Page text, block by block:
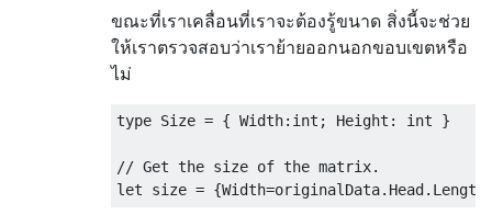
ขณะที่เราเคลื่อนที่เราจะต้องรู้ขนาด สิ่งนี้จะช่วย
ให้เราตรวจสอบว่าเราย้ายออกนอกขอบเขตหรือ
ไม่
type Size = { Width:int; Height: int }
// Get the size of the matrix.